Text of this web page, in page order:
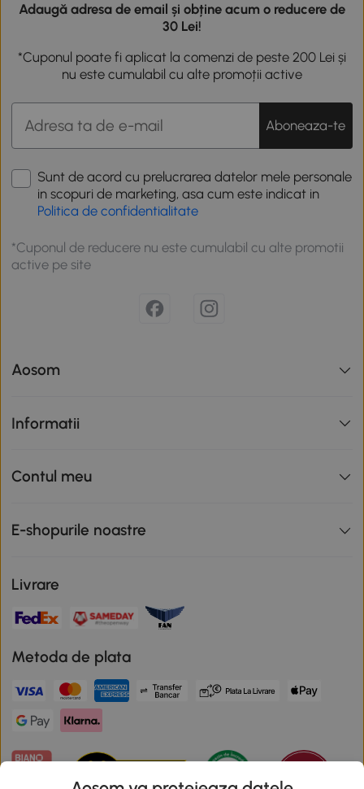
Adaugă adresa de email și obține acum o reducere de
30 Lei!
*Cuponul poate fi aplicat la comenzi de peste 200 Lei și
nu este cumulabil cu alte promoții active
Aboneaza-te
Sunt de acord cu prelucrarea datelor mele personale
in scopuri de marketing, asa cum este indicat in
Politica de confidentialitate
*Cuponul de reducere nu este cumulabil cu alte promotii
active pe site
Aosom
Informatii
Contul meu
E-shopurile noastre
Livrare
Metoda de plata